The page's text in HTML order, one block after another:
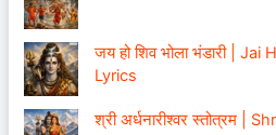
जय हो शिव भोला भंडारी |
Lyrics
श्री अर्धनारीश्वर स्तोत्रम |